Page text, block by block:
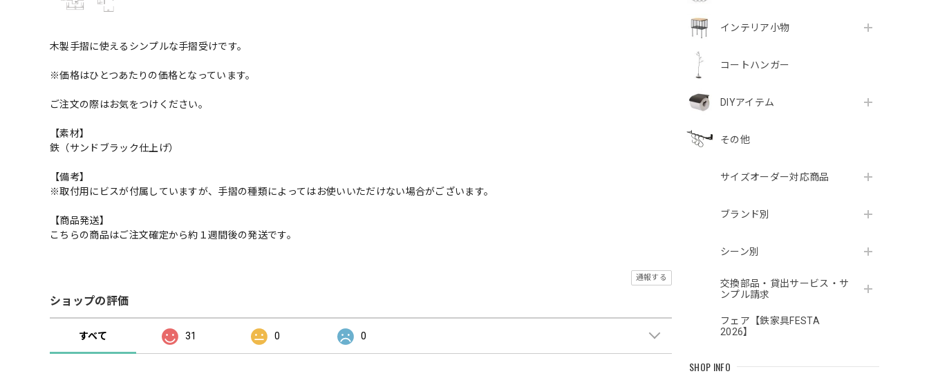
インテリア小物
コートハンガー
DIYアイテム
その他
サイズオーダー対応商品
ブランド別
シーン別
交換部品・貸出サービス・サ
ンプル請求
フェア【鉄家具FESTA
2026】
SHOP INFO
木製手摺に使えるシンプルな手摺受けです。
※価格はひとつあたりの価格となっています。
ご注文の際はお気をつけください。
【素材】
鉄（サンドブラック仕上げ）
【備考】
※取付用にビスが付属していますが、手摺の種類によってはお使いいただけない場合がございます。
【商品発送】
こちらの商品はご注文確定から約１週間後の発送です。
通報する
ショップの評価
すべて 31 0 0